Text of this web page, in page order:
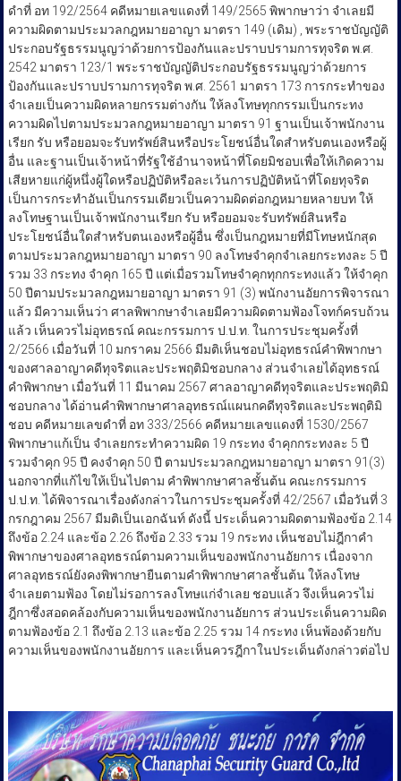
ดำที่ อท 192/2564 คดีหมายเลขแดงที่ 149/2565 พิพากษาว่า จำเลยมี
ความผิดตามประมวลกฎหมายอาญา มาตรา 149 (เดิม) , พระราชบัญญัติ
ประกอบรัฐธรรมนูญว่าด้วยการป้องกันและปราบปรามการทุจริต พ.ศ.
2542 มาตรา 123/1 พระราชบัญญัติประกอบรัฐธรรมนูญว่าด้วยการ
ป้องกันและปราบปรามการทุจริต พ.ศ. 2561 มาตรา 173 การกระทำของ
จำเลยเป็นความผิดหลายกรรมต่างกัน ให้ลงโทษทุกกรรมเป็นกระทง
ความผิดไปตามประมวลกฎหมายอาญา มาตรา 91 ฐานเป็นเจ้าพนักงาน
เรียก รับ หรือยอมจะรับทรัพย์สินหรือประโยชน์อื่นใดสำหรับตนเองหรือผู้
อื่น และฐานเป็นเจ้าหน้าที่รัฐใช้อำนาจหน้าที่โดยมิชอบเพื่อให้เกิดความ
เสียหายแก่ผู้หนึ่งผู้ใดหรือปฏิบัติหรือละเว้นการปฏิบัติหน้าที่โดยทุจริต
เป็นการกระทำอันเป็นกรรมเดียวเป็นความผิดต่อกฎหมายหลายบท ให้
ลงโทษฐานเป็นเจ้าพนักงานเรียก รับ หรือยอมจะรับทรัพย์สินหรือ
ประโยชน์อื่นใดสำหรับตนเองหรือผู้อื่น ซึ่งเป็นกฎหมายที่มีโทษหนักสุด
ตามประมวลกฎหมายอาญา มาตรา 90 ลงโทษจำคุกจำเลยกระทงละ 5 ปี
รวม 33 กระทง จำคุก 165 ปี แต่เมื่อรวมโทษจำคุกทุกกระทงแล้ว ให้จำคุก
50 ปีตามประมวลกฎหมายอาญา มาตรา 91 (3) พนักงานอัยการพิจารณา
แล้ว มีความเห็นว่า ศาลพิพากษาจำเลยมีความผิดตามฟ้องโจทก์ครบถ้วน
แล้ว เห็นควรไม่อุทธรณ์ คณะกรรมการ ป.ป.ท. ในการประชุมครั้งที่
2/2566 เมื่อวันที่ 10 มกราคม 2566 มีมติเห็นชอบไม่อุทธรณ์คำพิพากษา
ของศาลอาญาคดีทุจริตและประพฤติมิชอบกลาง ส่วนจำเลยได้อุทธรณ์
คำพิพากษา เมื่อวันที่ 11 มีนาคม 2567 ศาลอาญาคดีทุจริตและประพฤติมิ
ชอบกลาง ได้อ่านคำพิพากษาศาลอุทธรณ์แผนกคดีทุจริตและประพฤติมิ
ชอบ คดีหมายเลขดำที่ อท 333/2566 คดีหมายเลขแดงที่ 1530/2567
พิพากษาแก้เป็น จำเลยกระทำความผิด 19 กระทง จำคุกกระทงละ 5 ปี
รวมจำคุก 95 ปี คงจำคุก 50 ปี ตามประมวลกฎหมายอาญา มาตรา 91(3)
นอกจากที่แก้ไขให้เป็นไปตาม คำพิพากษาศาลชั้นต้น คณะกรรมการ
ป.ป.ท. ได้พิจารณาเรื่องดังกล่าวในการประชุมครั้งที่ 42/2567 เมื่อวันที่ 3
กรกฎาคม 2567 มีมติเป็นเอกฉันท์ ดังนี้ ประเด็นความผิดตามฟ้องข้อ 2.14
ถึงข้อ 2.24 และข้อ 2.26 ถึงข้อ 2.33 รวม 19 กระทง เห็นชอบไม่ฎีกาคำ
พิพากษาของศาลอุทธรณ์ตามความเห็นของพนักงานอัยการ เนื่องจาก
ศาลอุทธรณ์ยังคงพิพากษายืนตามคำพิพากษาศาลชั้นต้น ให้ลงโทษ
จำเลยตามฟ้อง โดยไม่รอการลงโทษแก่จำเลย ชอบแล้ว จึงเห็นควรไม่
ฎีกาซึ่งสอดคล้องกับความเห็นของพนักงานอัยการ ส่วนประเด็นความผิด
ตามฟ้องข้อ 2.1 ถึงข้อ 2.13 และข้อ 2.25 รวม 14 กระทง เห็นพ้องด้วยกับ
ความเห็นของพนักงานอัยการ และเห็นควรฎีกาในประเด็นดังกล่าวต่อไป